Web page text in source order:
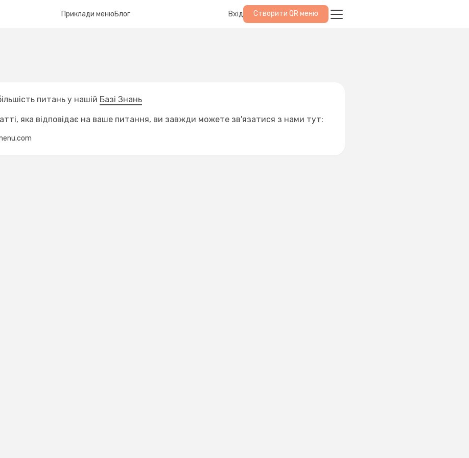
Приклади менюБлог Вхід Створити QR меню
питань у нашій Базі Знань
яка відповідає на ваше питання, ви завжди можете зв'язатися з нами тут: